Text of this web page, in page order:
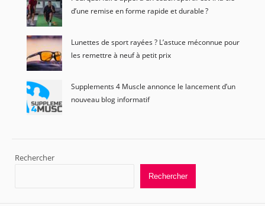
d’une remise en forme rapide et durable ?
Lunettes de sport rayées ? L’astuce méconnue pour
les remettre à neuf à petit prix
Supplements 4 Muscle annonce le lancement d’un
nouveau blog informatif
Rechercher
Rechercher